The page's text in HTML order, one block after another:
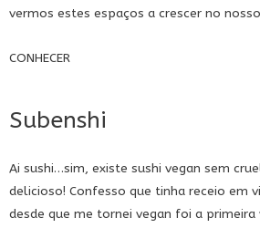
vermos estes espaços a crescer no
CONHECER
Subenshi
Ai sushi…sim, existe sushi vegan sem
delicioso! Confesso que tinha receio em
desde que me tornei vegan foi a primeira